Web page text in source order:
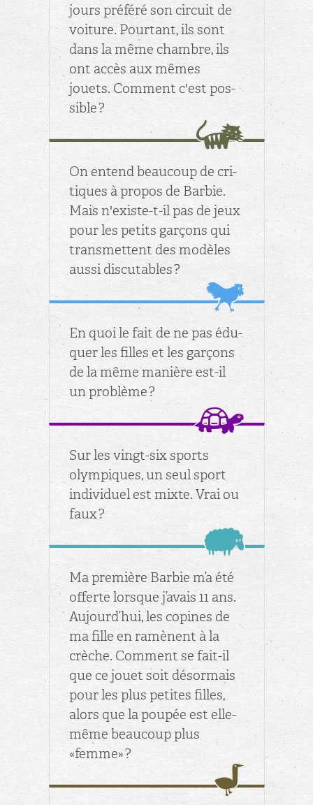
jours pré­féré son cir­cuit de
voi­ture. Pour­tant, ils sont
dans la même chambre, ils
ont accès aux mêmes
jouets. Com­ment c'est pos­
sible ?
On en­tend beau­coup de cri­
tiques à pro­pos de Bar­bie.
Mais n'existe-t-il pas de jeux
pour les pe­tits gar­çons qui
trans­mettent des mo­dèles
aussi dis­cu­tables ?
En quoi le fait de ne pas édu­
quer les filles et les gar­çons
de la même ma­nière est-il
un pro­blème ?
Sur les vingt-six sports
olym­piques, un seul sport
in­di­vi­duel est mixte. Vrai ou
faux ?
Ma pre­mière Bar­bie m’a été
of­ferte lorsque j’avais 11 ans.
Au­jour­d’hui, les co­pines de
ma fille en ra­mènent à la
crèche. Com­ment se fait-il
que ce jouet soit dé­sor­mais
pour les plus pe­tites filles,
alors que la pou­pée est elle-
même beau­coup plus
«femme» ?